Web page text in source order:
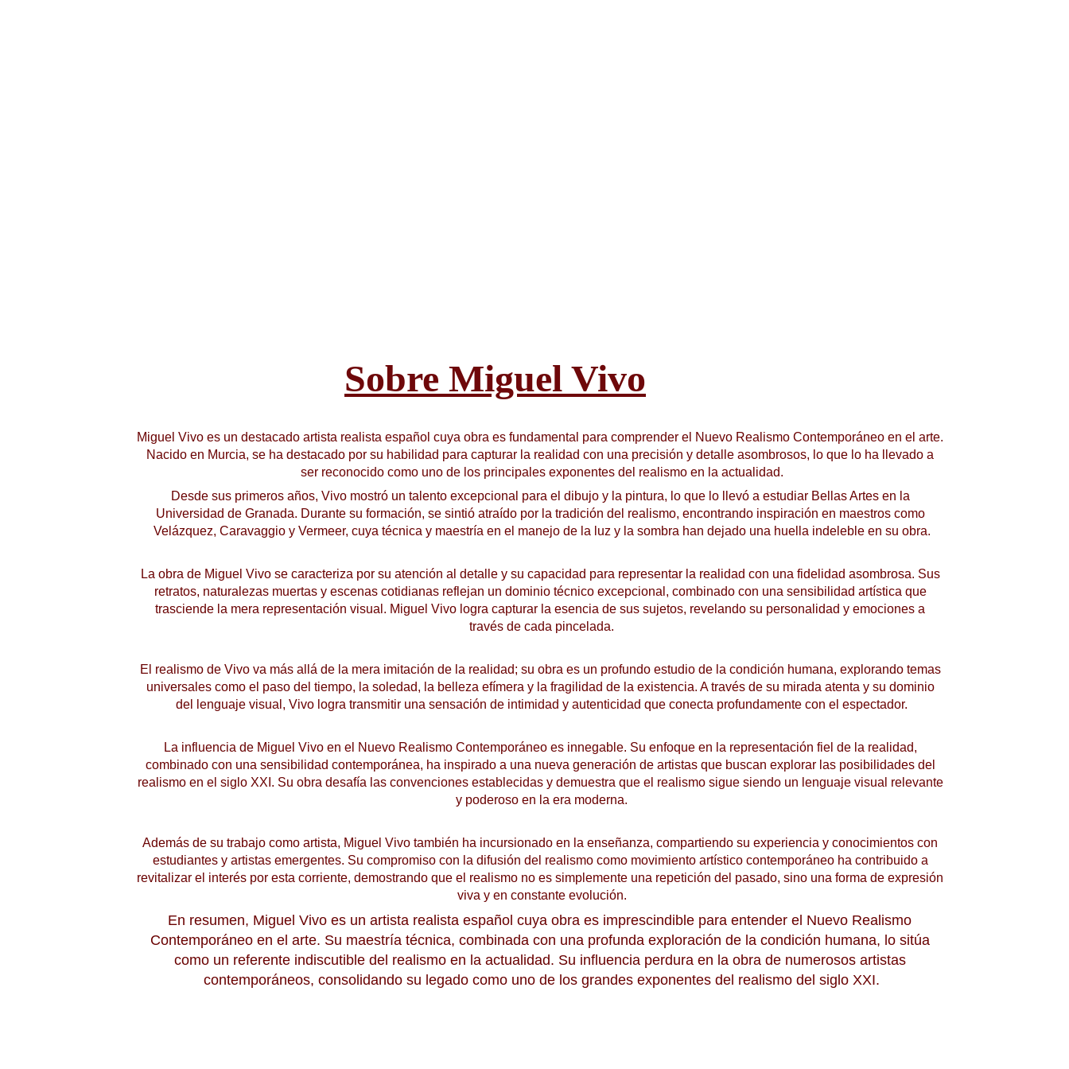
Sobre Miguel Vivo
Miguel Vivo es un destacado artista realista español cuya obra es fundamental para comprender el Nuevo Realismo Contemporáneo en el arte.
Nacido en Murcia, se ha destacado por su habilidad para capturar la realidad con una precisión y detalle asombrosos, lo que lo ha llevado a
ser reconocido como uno de los principales exponentes del realismo en la actualidad.
Desde sus primeros años, Vivo mostró un talento excepcional para el dibujo y la pintura, lo que lo llevó a estudiar Bellas Artes en la
Universidad de Granada. Durante su formación, se sintió atraído por la tradición del realismo, encontrando inspiración en maestros como
Velázquez, Caravaggio y Vermeer, cuya técnica y maestría en el manejo de la luz y la sombra han dejado una huella indeleble en su obra.
La obra de Miguel Vivo se caracteriza por su atención al detalle y su capacidad para representar la realidad con una fidelidad asombrosa. Sus
retratos, naturalezas muertas y escenas cotidianas reflejan un dominio técnico excepcional, combinado con una sensibilidad artística que
trasciende la mera representación visual. Miguel Vivo logra capturar la esencia de sus sujetos, revelando su personalidad y emociones a
través de cada pincelada.
El realismo de Vivo va más allá de la mera imitación de la realidad; su obra es un profundo estudio de la condición humana, explorando temas
universales como el paso del tiempo, la soledad, la belleza efímera y la fragilidad de la existencia. A través de su mirada atenta y su dominio
del lenguaje visual, Vivo logra transmitir una sensación de intimidad y autenticidad que conecta profundamente con el espectador.
La influencia de Miguel Vivo en el Nuevo Realismo Contemporáneo es innegable. Su enfoque en la representación fiel de la realidad,
combinado con una sensibilidad contemporánea, ha inspirado a una nueva generación de artistas que buscan explorar las posibilidades del
realismo en el siglo XXI. Su obra desafía las convenciones establecidas y demuestra que el realismo sigue siendo un lenguaje visual relevante
y poderoso en la era moderna.
Además de su trabajo como artista, Miguel Vivo también ha incursionado en la enseñanza, compartiendo su experiencia y conocimientos con
estudiantes y artistas emergentes. Su compromiso con la difusión del realismo como movimiento artístico contemporáneo ha contribuido a
revitalizar el interés por esta corriente, demostrando que el realismo no es simplemente una repetición del pasado, sino una forma de expresión
viva y en constante evolución.
En resumen, Miguel Vivo es un artista realista español cuya obra es imprescindible para entender el Nuevo Realismo
Contemporáneo en el arte. Su maestría técnica, combinada con una profunda exploración de la condición humana, lo sitúa
como un referente indiscutible del realismo en la actualidad. Su influencia perdura en la obra de numerosos artistas
contemporáneos, consolidando su legado como uno de los grandes exponentes del realismo del siglo XXI.